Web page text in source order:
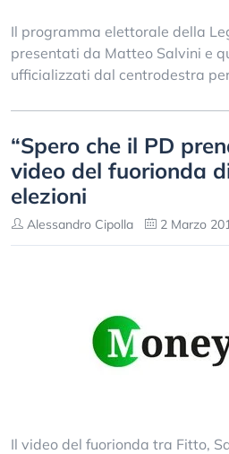
Il programma elettorale della
presentati da Matteo Salvini e
ufficializzati dal centrodestra
“Spero che il PD
video del fuorionda
elezioni
Alessandro Cipolla 2 Marzo
Il video del fuorionda tra Fitto,